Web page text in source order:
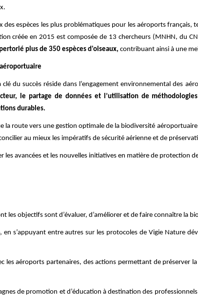
espèces les plus problématiques pour les aéroports français,
créée en 2015 est composée de 13 chercheurs (MNHN, du
plus de 350 espèces d'oiseaux, contribuant ainsi à une
du succès réside dans l’engagement environnemental des
le partage de données et l’utilisation de
durables.
la route vers une gestion optimale de la biodiversité
au mieux les impératifs de sécurité aérienne et de
les avancées et les nouvelles initiatives en matière de protection
les objectifs sont d’évaluer, d’améliorer et de faire connaître la
en s’appuyant entre autres sur les protocoles de Vigie Nature
les aéroports partenaires, des actions permettant de préserver la
de promotion et d’éducation à destination des